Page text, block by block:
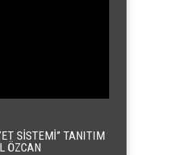
SISTEMI” TANITIM
ÖZCAN